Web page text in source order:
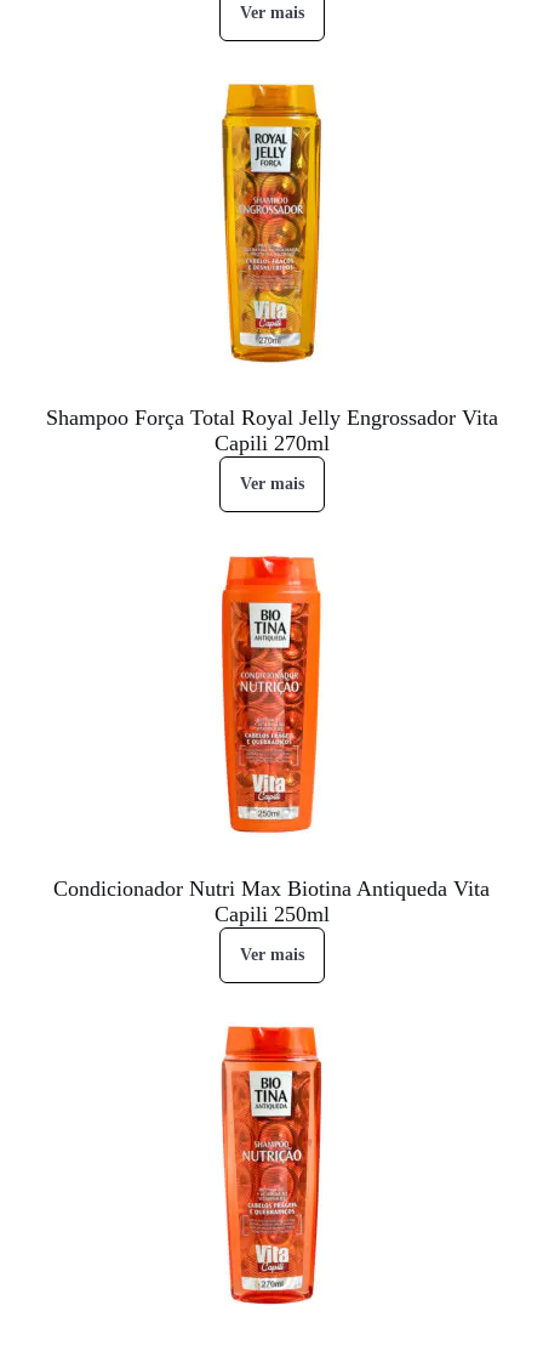
Ver mais
Shampoo Força Total Royal Jelly Engrossador Vita
Capili 270ml
Ver mais
Condicionador Nutri Max Biotina Antiqueda Vita
Capili 250ml
Ver mais